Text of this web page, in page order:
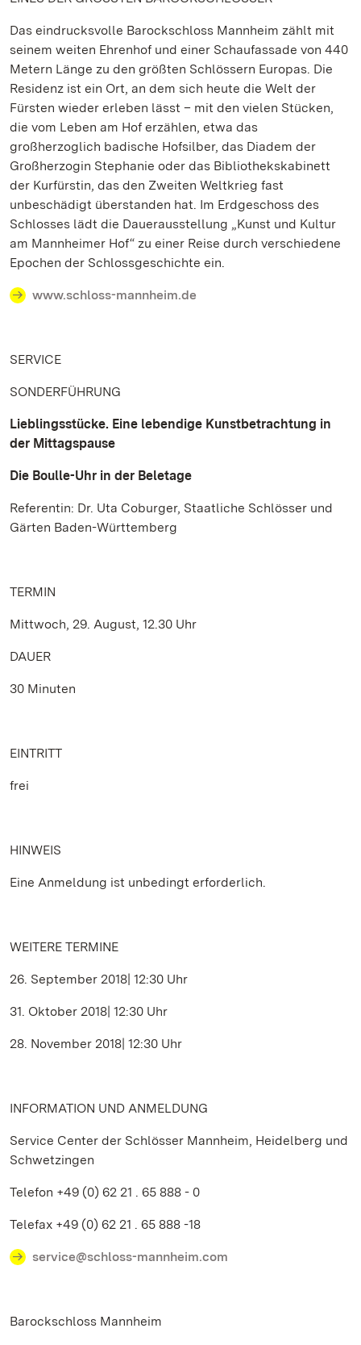
Das eindrucksvolle Barockschloss Mannheim zählt mit
seinem weiten Ehrenhof und einer Schaufassade von 440
Metern Länge zu den größten Schlössern Europas. Die
Residenz ist ein Ort, an dem sich heute die Welt der
Fürsten wieder erleben lässt – mit den vielen Stücken,
die vom Leben am Hof erzählen, etwa das
großherzoglich badische Hofsilber, das Diadem der
Großherzogin Stephanie oder das Bibliothekskabinett
der Kurfürstin, das den Zweiten Weltkrieg fast
unbeschädigt überstanden hat. Im Erdgeschoss des
Schlosses lädt die Dauerausstellung „Kunst und Kultur
am Mannheimer Hof“ zu einer Reise durch verschiedene
Epochen der Schlossgeschichte ein.
www.schloss-mannheim.de
SERVICE
SONDERFÜHRUNG
Lieblingsstücke. Eine lebendige Kunstbetrachtung in
der Mittagspause
Die Boulle-Uhr in der Beletage
Referentin: Dr. Uta Coburger, Staatliche Schlösser und
Gärten Baden-Württemberg
TERMIN
Mittwoch, 29. August, 12.30 Uhr
DAUER
30 Minuten
EINTRITT
frei
HINWEIS
Eine Anmeldung ist unbedingt erforderlich.
WEITERE TERMINE
26. September 2018| 12:30 Uhr
31. Oktober 2018| 12:30 Uhr
28. November 2018| 12:30 Uhr
INFORMATION UND ANMELDUNG
Service Center der Schlösser Mannheim, Heidelberg und
Schwetzingen
Telefon +49 (0) 62 21 . 65 888 - 0
Telefax +49 (0) 62 21 . 65 888 -18
service@schloss-mannheim.com
Barockschloss Mannheim